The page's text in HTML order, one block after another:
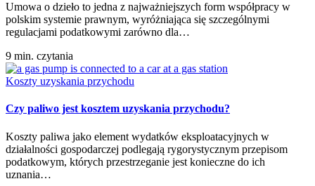
Umowa o dzieło to jedna z najważniejszych form współpracy w
polskim systemie prawnym, wyróżniająca się szczególnymi
regulacjami podatkowymi zarówno dla…
9 min. czytania
Koszty uzyskania przychodu
Czy paliwo jest kosztem uzyskania przychodu?
Koszty paliwa jako element wydatków eksploatacyjnych w
działalności gospodarczej podlegają rygorystycznym przepisom
podatkowym, których przestrzeganie jest konieczne do ich
uznania…